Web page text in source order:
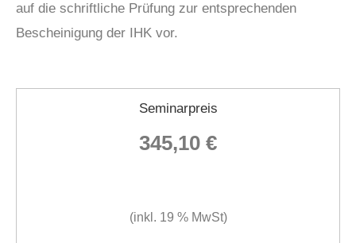
auf die schriftliche Prüfung zur entsprechenden
Bescheinigung der IHK vor.
Seminarpreis
345,10 €
(inkl. 19 % MwSt)